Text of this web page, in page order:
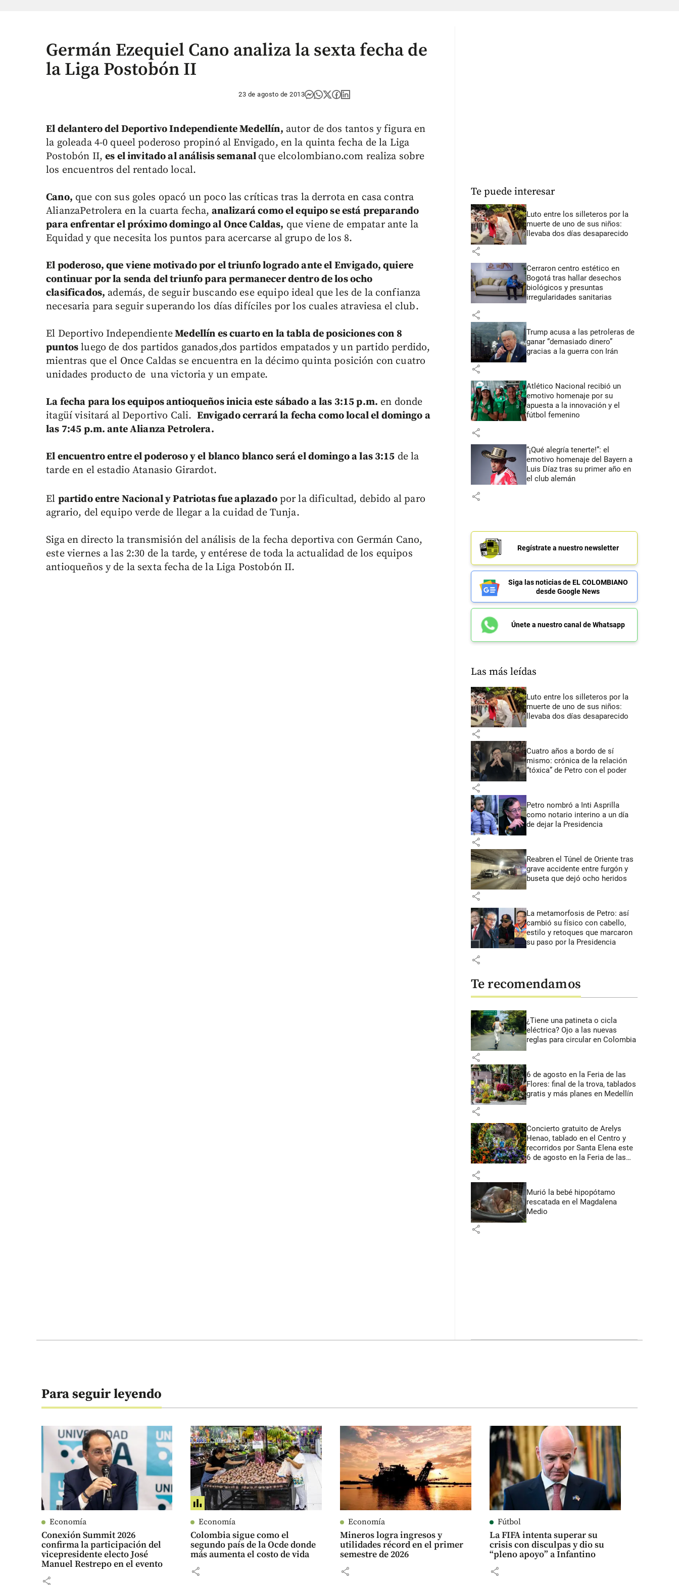
Germán Ezequiel Cano analiza la sexta fecha de
la Liga Postobón II
23 de agosto de 2013
El delantero del Deportivo Independiente Medellín, autor de dos tantos y figura en
la goleada 4-0 queel poderoso propinó al Envigado, en la quinta fecha de la Liga
Postobón II,es el invitado al análisis semanal que elcolombiano.com realiza sobre
los encuentros del rentado local.
Cano, que con sus goles opacó un poco las críticas tras la derrota en casa contra
AlianzaPetrolera en la cuarta fecha, analizará como el equipo se está preparando
para enfrentar el próximo domingo al Once Caldas, que viene de empatar ante la
Equidad y que necesita los puntos para acercarse al grupo de los 8.
El poderoso, que viene motivado por el triunfo logrado ante el Envigado, quiere
continuar por la senda del triunfo para permanecer dentro de los ocho
clasificados, además, de seguir buscando ese equipo ideal que les de la confianza
necesaria para seguir superando los días difíciles por los cuales atraviesa el club.
El Deportivo IndependienteMedellín es cuarto en la tabla de posiciones con 8
puntos luego de dos partidos ganados,dos partidos empatados y un partido perdido,
mientras que el Once Caldas se encuentra en la décimo quinta posición con cuatro
unidades producto de una victoria y un empate.
La fecha para los equipos antioqueños inicia este sábado a las 3:15 p.m. en donde
itagüí visitará al Deportivo Cali. Envigado cerrará la fecha como local el domingo a
las 7:45 p.m. ante Alianza Petrolera.
El encuentro entre el poderoso y el blanco blanco será el domingo a las 3:15 de la
tarde en el estadio Atanasio Girardot.
El partido entre Nacional y Patriotas fue aplazadopor la dificultad, debido al paro
agrario, del equipo verde de llegar a la cuidad de Tunja.
Siga en directo la transmisión del análisis de la fecha deportiva con Germán Cano,
este viernes a las 2:30 de la tarde, y entérese de toda la actualidad de los equipos
antioqueños y de la sexta fecha de la Liga Postobón II.
Te puede interesar
Luto entre los silleteros por la
muerte de uno de sus niños:
llevaba dos días desaparecido
share
Cerraron centro estético en
Bogotá tras hallar desechos
biológicos y presuntas
irregularidades sanitarias
share
Trump acusa a las petroleras de
ganar “demasiado dinero”
gracias a la guerra con Irán
share
Atlético Nacional recibió un
emotivo homenaje por su
apuesta a la innovación y el
fútbol femenino
share
“¡Qué alegría tenerte!”: el
emotivo homenaje del Bayern a
Luis Díaz tras su primer año en
el club alemán
share
Regístrate a nuestro newsletter
Siga las noticias de EL COLOMBIANO
desde Google News
Únete a nuestro canal de Whatsapp
Las más leídas
Luto entre los silleteros por la
muerte de uno de sus niños:
llevaba dos días desaparecido
share
Cuatro años a bordo de sí
mismo: crónica de la relación
“tóxica” de Petro con el poder
share
Petro nombró a Inti Asprilla
como notario interino a un día
de dejar la Presidencia
share
Reabren el Túnel de Oriente tras
grave accidente entre furgón y
buseta que dejó ocho heridos
share
La metamorfosis de Petro: así
cambió su físico con cabello,
estilo y retoques que marcaron
su paso por la Presidencia
share
Te recomendamos
¿Tiene una patineta o cicla
eléctrica? Ojo a las nuevas
reglas para circular en Colombia
share
6 de agosto en la Feria de las
Flores: final de la trova, tablados
gratis y más planes en Medellín
share
Concierto gratuito de Arelys
Henao, tablado en el Centro y
recorridos por Santa Elena este
6 de agosto en la Feria de las
share
Murió la bebé hipopótamo
rescatada en el Magdalena
Medio
share
Para seguir leyendo
Economía
Conexión Summit 2026
confirma la participación del
vicepresidente electo José
Manuel Restrepo en el evento
share
Economía
Colombia sigue como el
segundo país de la Ocde donde
más aumenta el costo de vida
share
Economía
Mineros logra ingresos y
utilidades récord en el primer
semestre de 2026
share
Fútbol
La FIFA intenta superar su
crisis con disculpas y dio su
“pleno apoyo” a Infantino
share